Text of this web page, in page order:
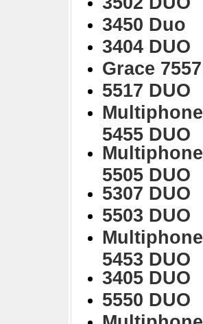
3450 Duo
3404 DUO
Grace 7557
5517 DUO
Multiphone
5455 DUO
Multiphone
5505 DUO
5307 DUO
5503 DUO
Multiphone
5453 DUO
3405 DUO
5550 DUO